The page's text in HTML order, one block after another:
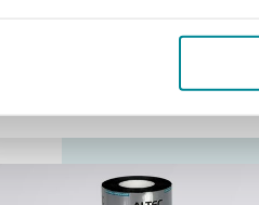
Film encreur pour imprimantes ATP